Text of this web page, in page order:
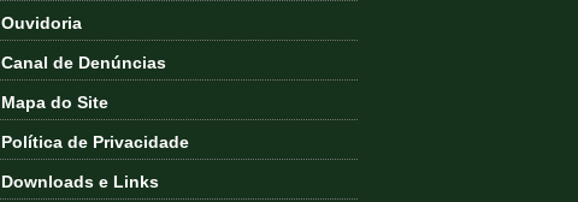
Ouvidoria
Canal de Denúncias
Mapa do Site
Política de Privacidade
Downloads e Links